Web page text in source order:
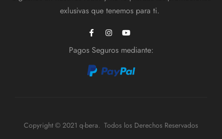
exlusivas que tenemos para ti.
Pagos Seguros mediante:
Copyright © 2021 q-bera. Todos los Derechos Reservados